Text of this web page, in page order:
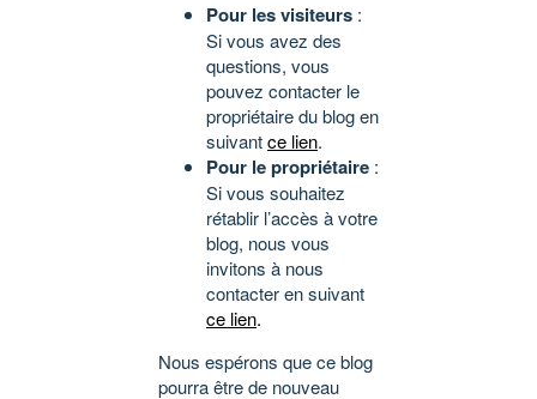
Pour les visiteurs :
Si vous avez des
questions, vous
pouvez contacter le
propriétaire du blog en
suivantce lien.
Pour le propriétaire :
Si vous souhaitez
rétablir l’accès à votre
blog, nous vous
invitons à nous
contacter en suivant
ce lien.
Nous espérons que ce blog
pourra être de nouveau